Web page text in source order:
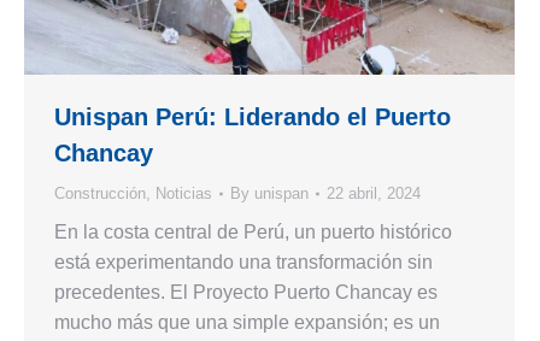
Unispan Perú: Liderando el Puerto
Chancay
Construcción, Noticias By unispan 22 abril, 2024
En la costa central de Perú, un puerto histórico
está experimentando una transformación sin
precedentes. El Proyecto Puerto Chancay es
mucho más que una simple expansión; es un